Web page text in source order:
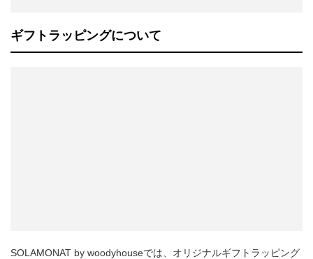
ギフトラッピングについて
SOLAMONAT by woodyhouseでは、オリジナルギフトラッピング